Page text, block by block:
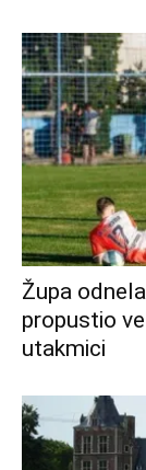
Župa
propustio
utakmici